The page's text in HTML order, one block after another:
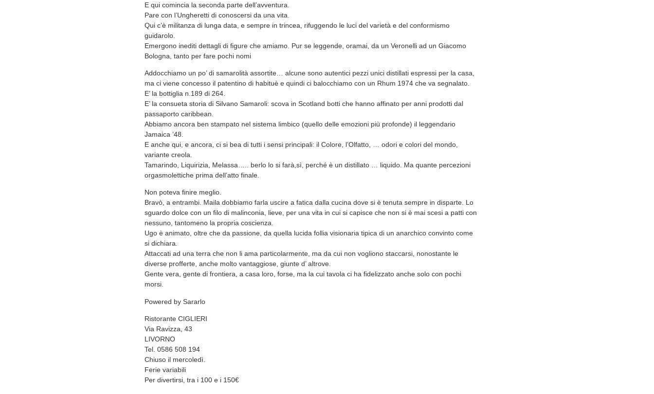
E qui comincia la seconda parte dell’avventura.
Pare con l’Ungheretti di conoscersi da una vita.
Qui c’è militanza di lunga data, e sempre in trincea, rifuggendo le luci del varietà e del conformismo
guidarolo.
Emergono inediti dettagli di figure che amiamo. Pur se leggende, oramai, da un Veronelli ad un Giacomo
Bologna, tanto per fare pochi nomi
Addocchiamo un po’ di samarolità assortite… alcune sono autentici pezzi unici distillati espressi per la casa,
ma ci viene concesso il patentino di habituè e quindi ci balocchiamo con un Rhum 1974 che va segnalato.
E’ la bottiglia n.189 di 264.
E’ la consueta storia di Silvano Samaroli: scova in Scotland botti che hanno affinato per anni prodotti dal
passaporto caribbean.
Abbiamo ancora ben stampato nel sistema limbico (quello delle emozioni più profonde) il leggendario
Jamaica ’48.
E anche qui, e ancora, ci si bea di tutti i sensi principali: il Colore, l’Olfatto, … odori e colori del mondo,
variante creola.
Tamarindo, Liquirizia, Melassa….. berlo lo si farà,sì, perché è un distillato … liquido. Ma quante percezioni
orgasmolettiche prima dell’atto finale.
Non poteva finire meglio.
Bravò, a entrambi. Maila dobbiamo farla uscire a fatica dalla cucina dove si è tenuta sempre in disparte. Lo
sguardo dolce con un filo di malinconia, lieve, per una vita in cui si capisce che non si è mai scesi a patti con
nessuno, tantomeno la propria coscienza.
Ugo è animato, oltre che da passione, da quella lucida follia visionaria tipica di un anarchico convinto come
si dichiara.
Attaccati ad una terra che non li ama particolarmente, ma da cui non vogliono staccarsi, nonostante le
diverse profferte, anche molto vantaggiose, giunte d’ altrove.
Gente vera, gente di frontiera, a casa loro, forse, ma la cui tavola ci ha fidelizzato anche solo con pochi
morsi.
Powered by Sararlo
Ristorante CIGLIERI
Via Ravizza, 43
LIVORNO
Tel. 0586 508 194
Chiuso il mercoledì.
Ferie variabili
Per divertirsi, tra i 100 e i 150€